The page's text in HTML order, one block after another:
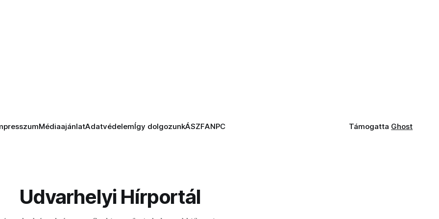
MédiaajánlatAdatvédelemÍgy dolgozunkÁSZFANPC Támogatta Ghost
Udvarhelyi Hírportál